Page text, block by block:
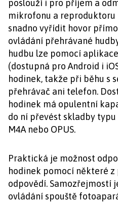
poslouží i pro příjem a
mikrofonu a
snadno vyřídit hovor
ovládání přehrávané
hudbu lze pomocí
(dostupná pro Android i
hodinek, takže při běhu s
přehrávač ani telefon.
hodinek má opulentní
do ní převést skladby typu
M4A nebo OPUS.
Praktická je možnost
hodinek pomocí některé
odpovědí. Samozřejmostí
ovládání spouště